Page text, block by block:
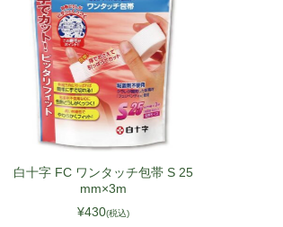
白十字 FC ワンタッチ包帯 S 25
mm×3m
¥430(税込)